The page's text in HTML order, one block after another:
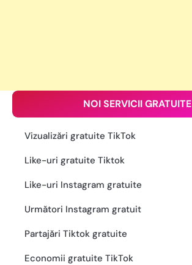
NOI SERVICII GRATUITE
Vizualizări gratuite TikTok
Like-uri gratuite Tiktok
Like-uri Instagram gratuite
Următori Instagram gratuit
Partajări Tiktok gratuite
Economii gratuite TikTok